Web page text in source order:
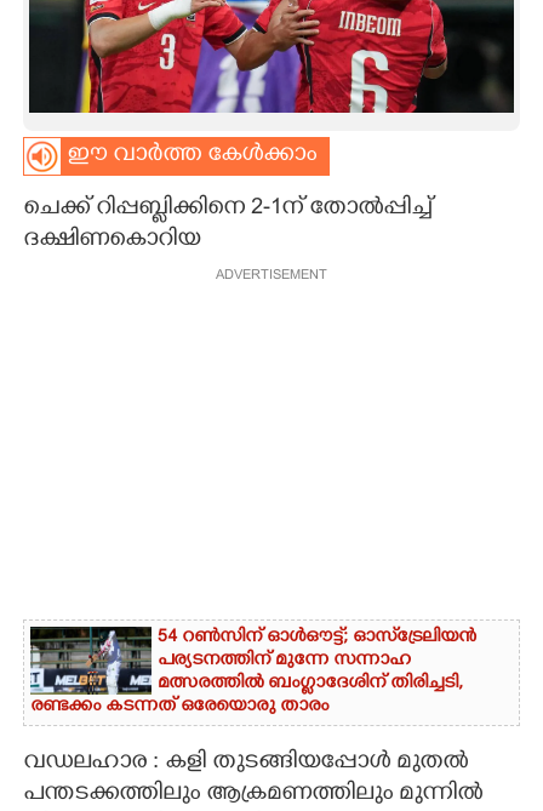
INFO+
ASTRO
CARTOONS
ഈ വാർത്ത കേൾക്കാം
ചെക്ക് റിപ്പബ്ളിക്കിനെ 2-1ന് തോൽപ്പിച്ച്
ദക്ഷിണകൊറിയ
ADVERTISEMENT
54 റൺസിന് ഓൾഔട്ട്; ഓസ്‌ട്രേലിയൻ
പര്യടനത്തിന് മുന്നേ സന്നാഹ
മത്സരത്തിൽ ബംഗ്ലാദേശിന് തിരിച്ചടി,
രണ്ടക്കം കടന്നത് ഒരേയൊരു താരം
വഡലഹാര : കളി തുടങ്ങിയപ്പോൾ മുതൽ
പന്തടക്കത്തിലും ആക്രമണത്തിലും മുന്നിൽ